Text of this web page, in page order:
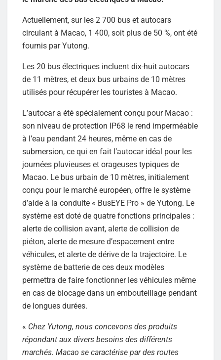
Actuellement, sur les 2 700 bus et autocars
circulant à Macao, 1 400, soit plus de 50 %, ont été
fournis par Yutong.
Les 20 bus électriques incluent dix-huit autocars
de 11 mètres, et deux bus urbains de 10 mètres
utilisés pour récupérer les touristes à Macao.
L’autocar a été spécialement conçu pour Macao :
son niveau de protection IP68 le rend imperméable
à l’eau pendant 24 heures, même en cas de
submersion, ce qui en fait l’autocar idéal pour les
journées pluvieuses et orageuses typiques de
Macao. Le bus urbain de 10 mètres, initialement
conçu pour le marché européen, offre le système
d’aide à la conduite « BusEYE Pro » de Yutong. Le
système est doté de quatre fonctions principales :
alerte de collision avant, alerte de collision de
piéton, alerte de mesure d’espacement entre
véhicules, et alerte de dérive de la trajectoire. Le
système de batterie de ces deux modèles
permettra de faire fonctionner les véhicules même
en cas de blocage dans un embouteillage pendant
de longues durées.
« Chez Yutong, nous concevons des produits
répondant aux divers besoins des différents
marchés. Macao se caractérise par des routes